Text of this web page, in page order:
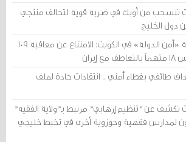
تنسحب من أوبك في ضربة قوية لتحالف منتجي
دول الخليج
محكمة «أمن الدولة» في الكويت: الامتناع عن معاقبة 109
طائفي بغطاء أمني .. انتقادات حادة لملف
تكشف عن "تنظيم إرهابي" مرتبط بـ"ولاية الفقيه"
لمدارس فقهية وحوزوية أخرى في تخبط خليجي